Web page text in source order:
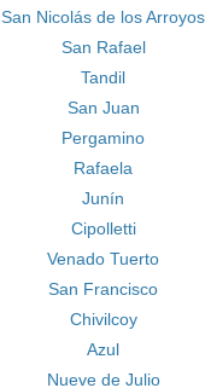
San Nicolás de los Arroyos
San Rafael
Tandil
San Juan
Pergamino
Rafaela
Junín
Cipolletti
Venado Tuerto
San Francisco
Chivilcoy
Azul
Nueve de Julio